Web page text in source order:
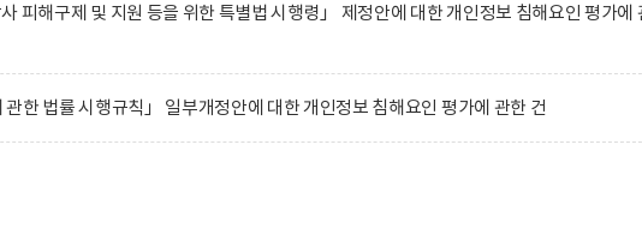
사 피해구제 및 지원 등을 위한 특별법 시행령」 제정안에 대한 개인정보 침해요인 평가에
관한 법률 시행규칙」 일부개정안에 대한 개인정보 침해요인 평가에 관한 건